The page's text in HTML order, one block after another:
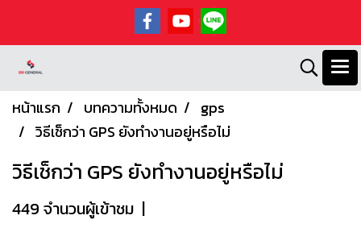
หน้าแรก บทความทั้งหมด
gps
วิธีเช็กว่า GPS ยังทำงานอยู่หรือไม่
วิธีเช็กว่า GPS ยังทำงานอยู่หรือไม่
449 จำนวนผู้เข้าชม |